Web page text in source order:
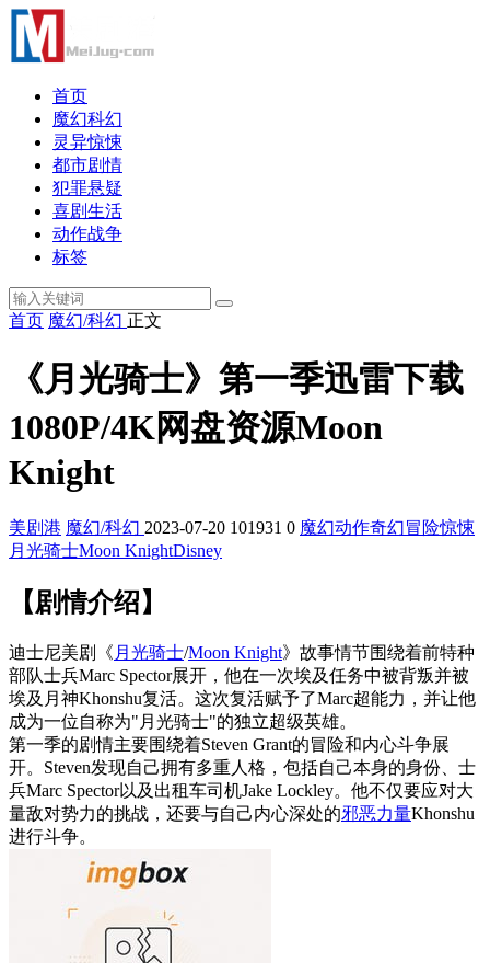
首页
魔幻科幻
灵异惊悚
都市剧情
犯罪悬疑
喜剧生活
动作战争
标签
首页 魔幻/科幻 正文
《月光骑士》第一季迅雷下载
1080P/4K网盘资源Moon
Knight
美剧港 魔幻/科幻 2023-07-20 101931 0 魔幻动作奇幻冒险惊悚
月光骑士Moon KnightDisney
【剧情介绍】
迪士尼美剧《 月光骑士/Moon Knight》故事情节围绕着前特种
部队士兵Marc Spector展开，他在一次埃及任务中被背叛并被
埃及月神Khonshu复活。这次复活赋予了Marc超能力，并让他
成为一位自称为"月光骑士"的独立超级英雄。
第一季的剧情主要围绕着Steven Grant的冒险和内心斗争展
开。Steven发现自己拥有多重人格，包括自己本身的身份、士
兵Marc Spector以及出租车司机Jake Lockley。他不仅要应对大
量敌对势力的挑战，还要与自己内心深处的邪恶力量Khonshu
进行斗争。